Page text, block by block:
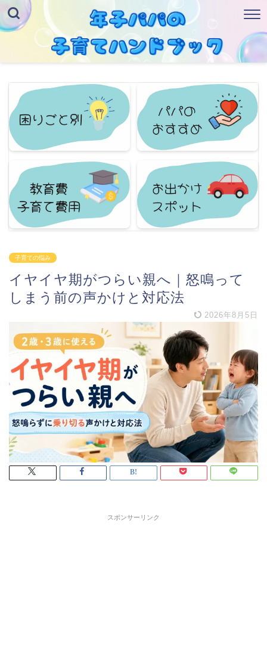
子育ての悩み
イヤイヤ期がつらい親へ｜怒鳴って
しまう前の声かけと対応法
2026年8月5日
スポンサーリンク